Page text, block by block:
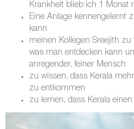
Krankheit blieb ich 1 Monat
Eine Anlage kennengelernt
kann
meinen Kollegen Sreejith zu
was man entdecken kann
anregender, feiner Mensch
zu wissen, dass Kerala
zu entkommen
zu lernen, dass Kerala